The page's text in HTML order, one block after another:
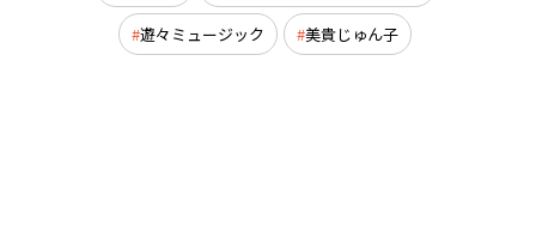
遊々ミュージック 美貴じゅん子